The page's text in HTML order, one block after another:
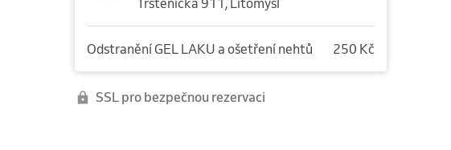
Odstranění GEL LAKU a ošetření nehtů 250 Kč
SSL pro bezpečnou rezervaci